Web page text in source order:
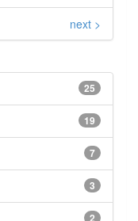
next >
25
19
7
3